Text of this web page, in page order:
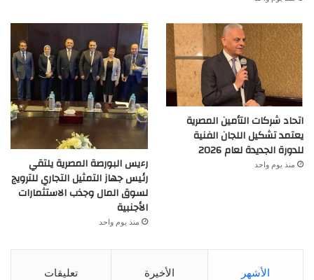
اتحاد شركات التأمين المصرية
يعتمد تشكيل اللجان الفنية
للدورة الجديدة لعام 2026
منذ يوم واحد
رءيس البورصة المصرية يلتقي
رئيس جهاز التمثيل التجاري للترويج
لسوق المال وجذب الاستثمارات
الأجنبية
منذ يوم واحد
الأشهر الأخيرة تعليقات